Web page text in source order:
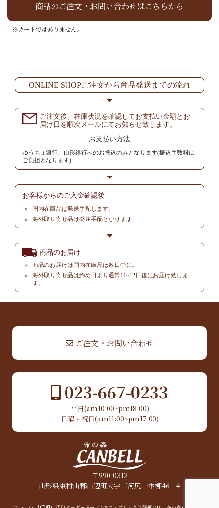
商品のご注文・お問い合わせはこちらから
※カートではありません。
ONLINE SHOPご注文から商品発送までの流れ
ご注文後、在庫状況を確認してお支払い金額とお
届け日を順次メールにてお知らせ致します。
お支払い方法
ゆうちょ銀行、山形銀行へのお振込のみとなります(振込手数料は
ご負担となります)
お客様からのご入金確認後
国内在庫品は発送手配します。
海外取り寄せ品は発注手配となります。
商品のお届け
商品のお届けは国内在庫品は数日中に。
海外取り寄せ品は締め日より通常11~12日後にお届け致しま
す。
ご注文・お問い合わせ
023-667-0233
平日(am10:00~pm18:00)
日曜・祝日(am11:00~pm17:00)
〒990-0312
山形県東村山郡山辺町大字三河尻一本柳46－4